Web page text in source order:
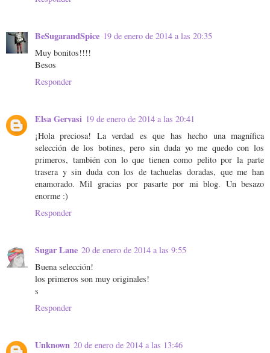
BeSugarandSpice 19 de enero de 2014 a las 20:35
Muy bonitos!!!!
Besos
Responder
Elsa Gervasi 19 de enero de 2014 a las 20:41
¡Hola preciosa! La verdad es que has hecho una magnífica
selección de los botines, pero sin duda yo me quedo con los
primeros, también con lo que tienen como pelito por la parte
trasera y sin duda con los de tachuelas doradas, que me han
enamorado. Mil gracias por pasarte por mi blog. Un besazo
enorme :)
Responder
Sugar Lane 20 de enero de 2014 a las 9:55
Buena selección!
los primeros son muy originales!
s
Responder
Unknown 20 de enero de 2014 a las 13:46